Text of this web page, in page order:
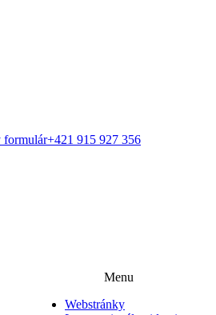
formulár+421 915 927 356
Menu
Webstránky